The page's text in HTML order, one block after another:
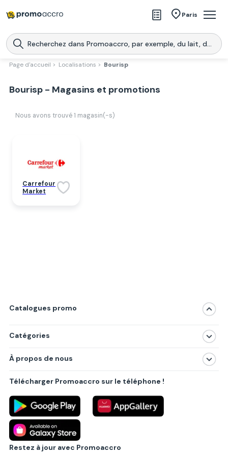
Paris
Magasins
Produits
Promoaccro
Page d'accueil > Localisations > Bourisp
Bourisp - Magasins et promotions
Nous avons trouvé 1 magasin(-s)
Carrefour
Market
Catalogues promo
Catégories
Produits
Villes principales
À propos de nous
Politique de confidentialité
Règlements
Partenariat B2B
Blog
Contact
Télécharger Promoaccro sur le téléphone !
Restez à jour avec Promoaccro